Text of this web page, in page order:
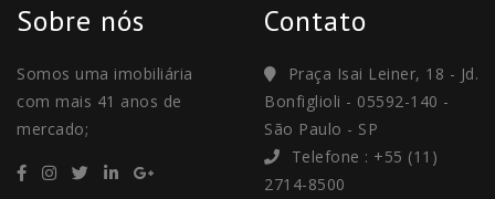
Sobre nós
Somos uma imobiliária
com mais 41 anos de
mercado;
Contato
Praça Isai Leiner, 18 - Jd.
Bonfiglioli - 05592-140 -
São Paulo - SP
Telefone : +55 (11)
2714-8500